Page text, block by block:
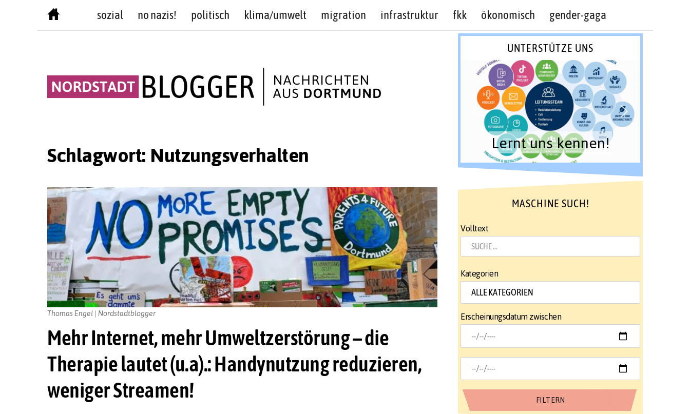
sozial no nazis! politisch klima/umwelt migration infrastruktur fkk ökonomisch gender-gaga
Schlagwort: Nutzungsverhalten
Mehr Internet, mehr Umweltzerstörung – die
Therapie lautet (u.a).: Handynutzung reduzieren,
weniger Streamen!
Thomas Engel | Nordstadtblogger
UNTERSTÜTZE UNS
Lernt uns kennen!
MASCHINE SUCH!
Volltext
Kategorien
Erscheinungsdatum zwischen